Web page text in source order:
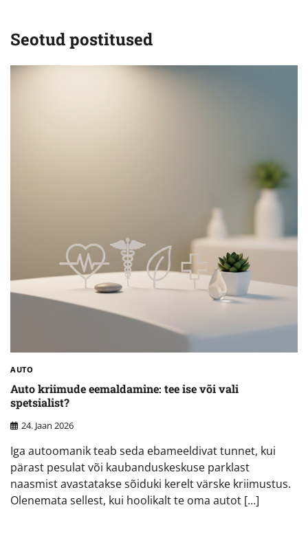
Seotud postitused
AUTO
Auto kriimude eemaldamine: tee ise või vali
spetsialist?
24. Jaan 2026
Iga autoomanik teab seda ebameeldivat tunnet, kui
pärast pesulat või kaubanduskeskuse parklast
naasmist avastatakse sõiduki kerelt värske kriimustus.
Olenemata sellest, kui hoolikalt te oma autot […]